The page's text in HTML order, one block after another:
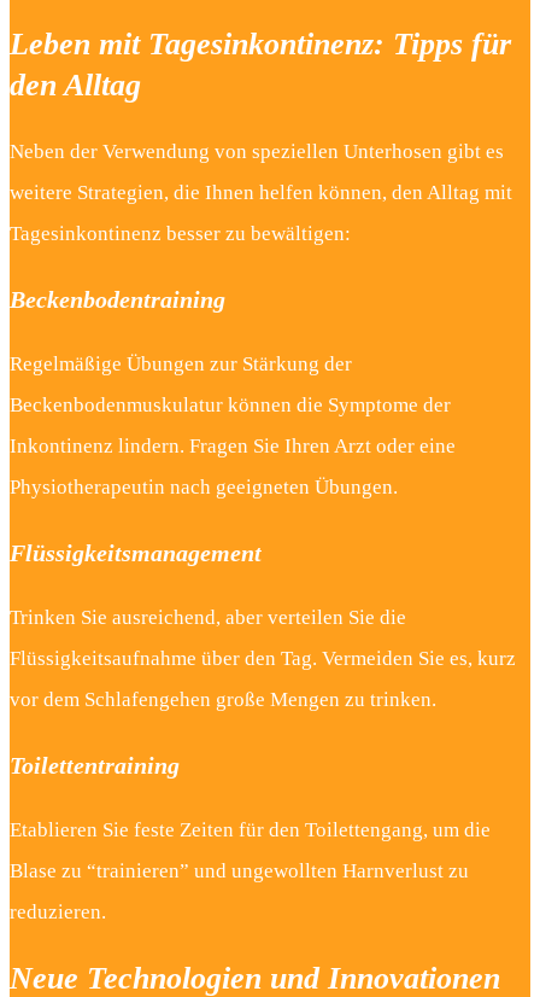
Leben mit Tagesinkontinenz: Tipps für
den Alltag
Neben der Verwendung von speziellen Unterhosen gibt es
weitere Strategien, die Ihnen helfen können, den Alltag mit
Tagesinkontinenz besser zu bewältigen:
Beckenbodentraining
Regelmäßige Übungen zur Stärkung der
Beckenbodenmuskulatur können die Symptome der
Inkontinenz lindern. Fragen Sie Ihren Arzt oder eine
Physiotherapeutin nach geeigneten Übungen.
Flüssigkeitsmanagement
Trinken Sie ausreichend, aber verteilen Sie die
Flüssigkeitsaufnahme über den Tag. Vermeiden Sie es, kurz
vor dem Schlafengehen große Mengen zu trinken.
Toilettentraining
Etablieren Sie feste Zeiten für den Toilettengang, um die
Blase zu “trainieren” und ungewollten Harnverlust zu
reduzieren.
Neue Technologien und Innovationen